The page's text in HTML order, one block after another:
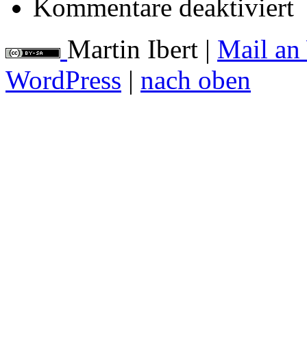
Kommentare deaktiviert
Martin Ibert | Mail an
WordPress | nach oben